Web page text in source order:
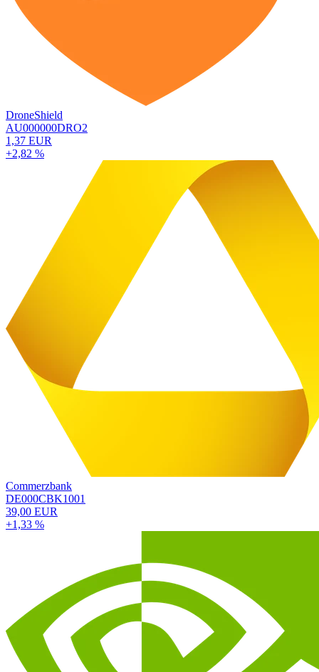
DroneShield
AU000000DRO2
1,37 EUR
+2,82 %
Commerzbank
DE000CBK1001
39,00 EUR
+1,33 %